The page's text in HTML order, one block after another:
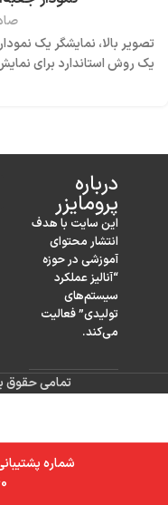
شماره
یک روش استاندارد برای
درباره‌
پرومایزر
این سایت با هدف
انتشار محتوای
آموزشی در حوزه
“آنالیز عملکرد
سیستم‌های
تولیدی” فعالیت
می‌کند.
تمامی حقوق